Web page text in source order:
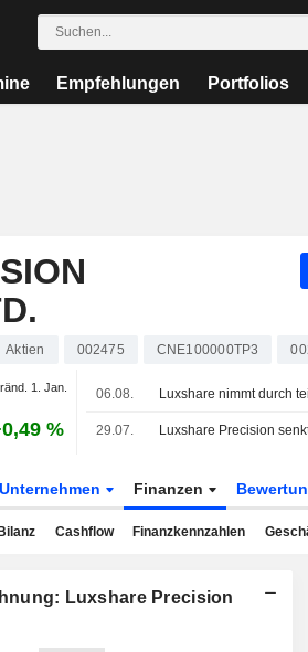
Empfehlungen Portfolios
Aktien 002475 CNE100000TP3
1. Jan.
%
06.08.
29.07.
Unternehmen Finanzen
Bilanz Cashflow Finanzkennzahlen
Luxshare Precision